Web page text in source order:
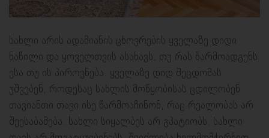
სახლი არის ადამიანის ცხოვრების ყველაზე დიდი
ნაწილი და ყოველთვის ასახავს, თუ რას წარმოადგენს
ესა თუ ის პიროვნება. ყველაზე დიდ შეცდომას
უშვებენ, როდესაც სახლის მოწყობისას ცდილობენ
თავიანთი თავი ისე წარმოაჩინონ, რაც რეალობას არ
შეესაბამება. სახლი სიყალბეს არ გპატიობს. სახლი